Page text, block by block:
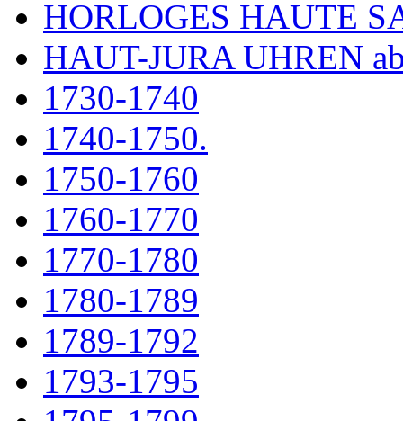
HORLOGES HAUTE
HAUT-JURA UHREN
1730-1740
1740-1750.
1750-1760
1760-1770
1770-1780
1780-1789
1789-1792
1793-1795